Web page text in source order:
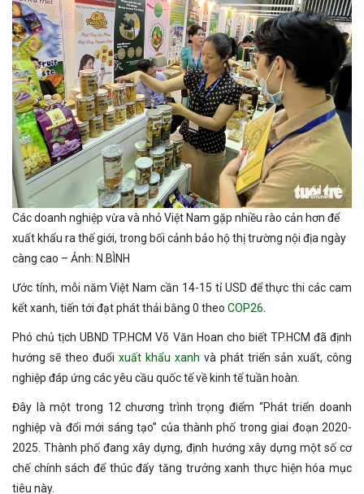
Các doanh nghiệp vừa và nhỏ Việt Nam gặp nhiều rào cản hơn để
xuất khẩu ra thế giới, trong bối cảnh bảo hộ thị trường nội địa ngày
càng cao – Ảnh: N.BÌNH
Ước tính, mỗi năm Việt Nam cần 14-15 tỉ USD để thực thi các cam
kết xanh, tiến tới đạt phát thải bằng 0 theo COP26
Phó chủ tịch UBND TP.HCM Võ Văn Hoan cho biết TP.HCM đã định
hướng sẽ theo đuổi xuất khẩu xanh và phát triển sản xuất, công
nghiệp đáp ứng các yêu cầu quốc tế về kinh tế tuần hoàn.
Đây là một trong 12 chương trình trọng điểm “Phát triển doanh
nghiệp và đổi mới sáng tạo” của thành phố trong giai đoạn 2020-
2025. Thành phố đang xây dựng, định hướng xây dựng một số cơ
chế chính sách để thúc đẩy tăng trưởng xanh thực hiện hóa mục
tiêu này.